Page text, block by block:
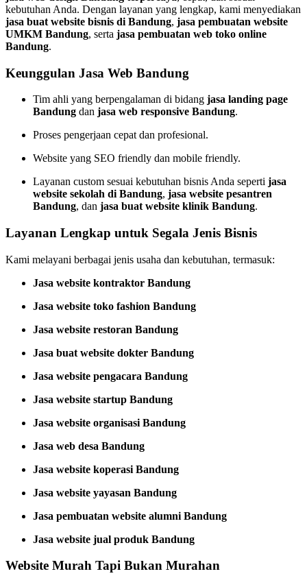
kebutuhan Anda. Dengan layanan yang lengkap, kami menyediakan
jasa buat website bisnis di Bandung, jasa pembuatan website
UMKM Bandung, serta jasa pembuatan web toko online
Bandung.
Keunggulan Jasa Web Bandung
Tim ahli yang berpengalaman di bidang jasa landing page
Bandung dan jasa web responsive Bandung.
Proses pengerjaan cepat dan profesional.
Website yang SEO friendly dan mobile friendly.
Layanan custom sesuai kebutuhan bisnis Anda seperti jasa
website sekolah di Bandung, jasa website pesantren
Bandung, dan jasa buat website klinik Bandung.
Layanan Lengkap untuk Segala Jenis Bisnis
Kami melayani berbagai jenis usaha dan kebutuhan, termasuk:
Jasa website kontraktor Bandung
Jasa website toko fashion Bandung
Jasa website restoran Bandung
Jasa buat website dokter Bandung
Jasa website pengacara Bandung
Jasa website startup Bandung
Jasa website organisasi Bandung
Jasa web desa Bandung
Jasa website koperasi Bandung
Jasa website yayasan Bandung
Jasa pembuatan website alumni Bandung
Jasa website jual produk Bandung
Website Murah Tapi Bukan Murahan